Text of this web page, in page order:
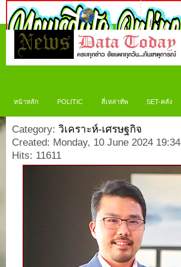
หน้าหลัก POLITIC สี่เหล่าทัพ SET-คลัง
Category: วิเคราะห์-เศรษฐกิจ
Created: Monday, 10 June 2024 19:34
Hits: 11611